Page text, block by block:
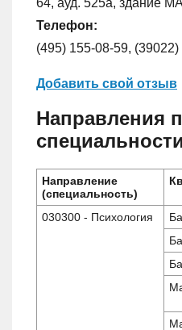
64, ауд. 525а, здание
Телефон:
(495) 155-08-59,
Добавить свой отзыв
Направления
специальности
Направление
(специальность)
030300 - Психология